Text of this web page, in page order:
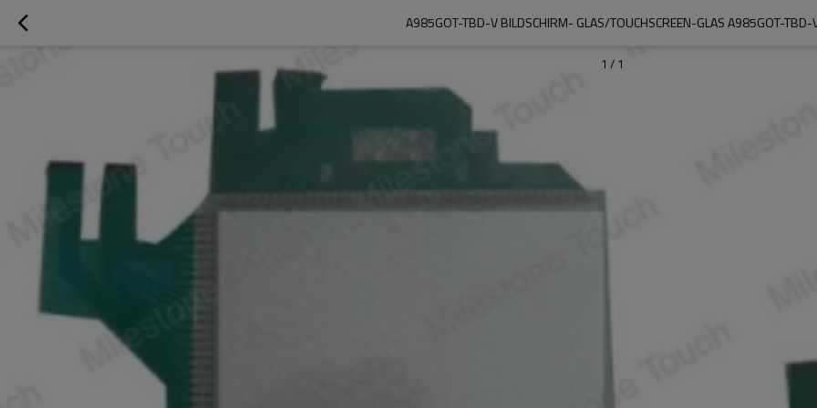
A985GOT-TBD-V BILDSCHIRM- GLAS/TOUCHSCREEN-GLAS A985GOT-TBD-
1 / 1